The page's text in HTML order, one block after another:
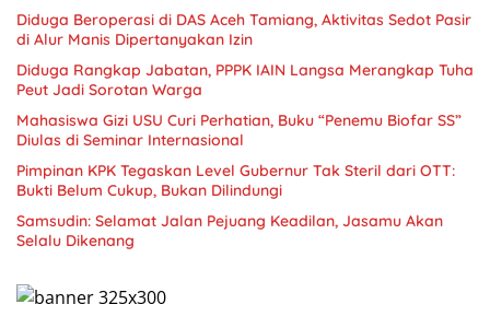
Diduga Beroperasi di DAS Aceh Tamiang, Aktivitas Sedot Pasir
di Alur Manis Dipertanyakan Izin
Diduga Rangkap Jabatan, PPPK IAIN Langsa Merangkap Tuha
Peut Jadi Sorotan Warga
Mahasiswa Gizi USU Curi Perhatian, Buku “Penemu Biofar SS”
Diulas di Seminar Internasional
Pimpinan KPK Tegaskan Level Gubernur Tak Steril dari OTT:
Bukti Belum Cukup, Bukan Dilindungi
Samsudin: Selamat Jalan Pejuang Keadilan, Jasamu Akan
Selalu Dikenang